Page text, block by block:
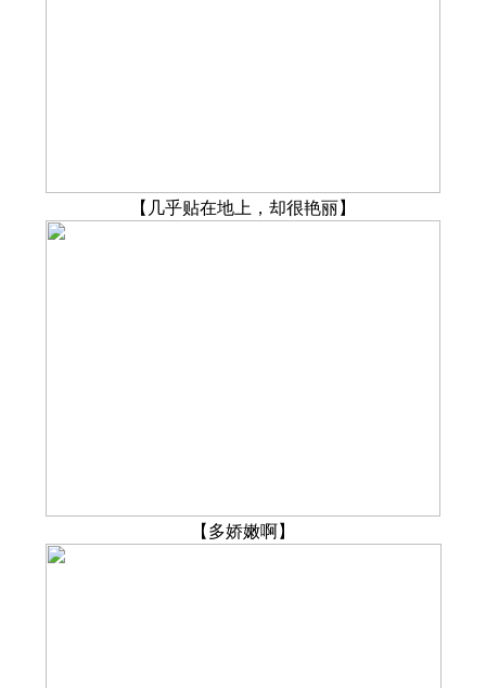
【几乎贴在地上，却很艳丽】
【多娇嫩啊】